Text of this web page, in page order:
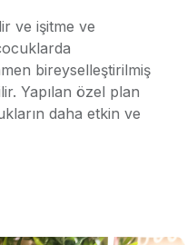
ve işitme ve
bireyselleştirilmiş
Yapılan özel plan
daha etkin ve